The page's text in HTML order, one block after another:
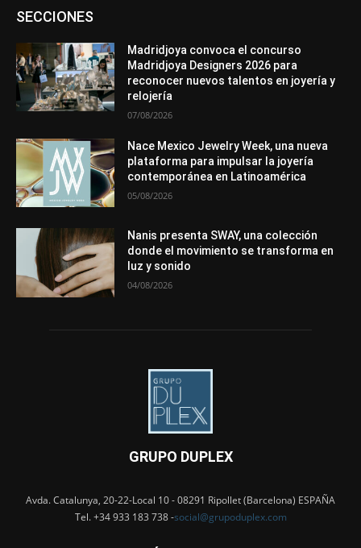
SECCIONESAsociaciones
Entrevistas
Mundo Técnico
Novedades Opiniones
Perspectiva
Premios
Secciones Sin categoría
Más
Madridjoya convoca el concurso
Madridjoya Designers 2026 para
reconocer nuevos talentos en joyería y
relojería
07/08/2026
Nace Mexico Jewelry Week, una nueva
plataforma para impulsar la joyería
contemporánea en Latinoamérica
05/08/2026
Nanis presenta SWAY, una colección
donde el movimiento se transforma en
luz y sonido
04/08/2026
GRUPO DUPLEX
Avda. Catalunya, 20-22-Local 10 - 08291 Ripollet (Barcelona) ESPAÑA
Tel. +34 933 183 738 -social@grupoduplex.com